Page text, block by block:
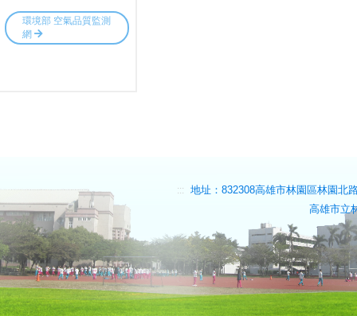
:::
地址：832308高雄市林園區林園北
高雄市立